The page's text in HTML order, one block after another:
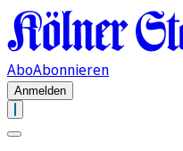
AboAbonnieren
Anmelden